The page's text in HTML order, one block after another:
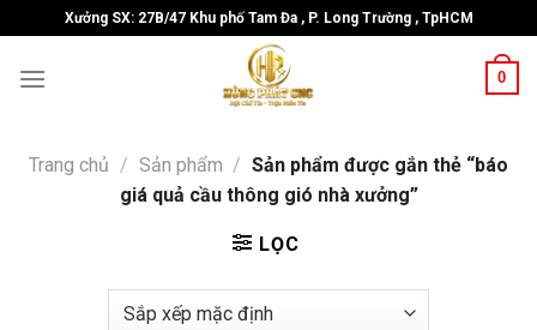
to
content
Xưởng SX: 27B/47 Khu phố Tam Đa , P. Long Trường , TpHCM
0
Trang chủ / Sản phẩm / Sản phẩm được gắn thẻ “báo
giá quả cầu thông gió nhà xưởng”
LỌC